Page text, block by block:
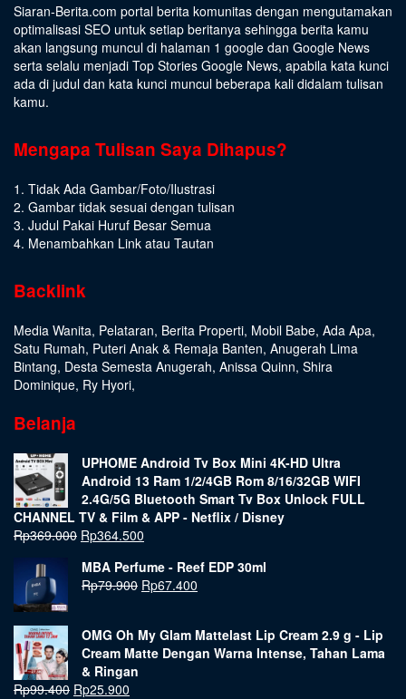
Siaran-Berita.com portal berita komunitas dengan mengutamakan
optimalisasi SEO untuk setiap beritanya sehingga berita kamu
akan langsung muncul di halaman 1 google dan Google News
serta selalu menjadi Top Stories Google News, apabila kata kunci
ada di judul dan kata kunci muncul beberapa kali didalam tulisan
kamu.
Mengapa Tulisan Saya Dihapus?
1. Tidak Ada Gambar/Foto/Ilustrasi
2. Gambar tidak sesuai dengan tulisan
3. Judul Pakai Huruf Besar Semua
4. Menambahkan Link atau Tautan
Backlink
Media Wanita, Pelataran, Berita Properti, Mobil Babe, Ada Apa,
Satu Rumah, Puteri Anak & Remaja Banten, Anugerah Lima
Bintang, Desta Semesta Anugerah, Anissa Quinn, Shira
Dominique, Ry Hyori,
Belanja
UPHOME Android Tv Box Mini 4K-HD Ultra
Android 13 Ram 1/2/4GB Rom 8/16/32GB WIFI
2.4G/5G Bluetooth Smart Tv Box Unlock FULL
CHANNEL TV & Film & APP - Netflix / Disney
Rp369.000 Rp364.500
MBA Perfume - Reef EDP 30ml
Rp79.900 Rp67.400
OMG Oh My Glam Mattelast Lip Cream 2.9 g - Lip
Cream Matte Dengan Warna Intense, Tahan Lama
& Ringan
Rp99.400 Rp25.900